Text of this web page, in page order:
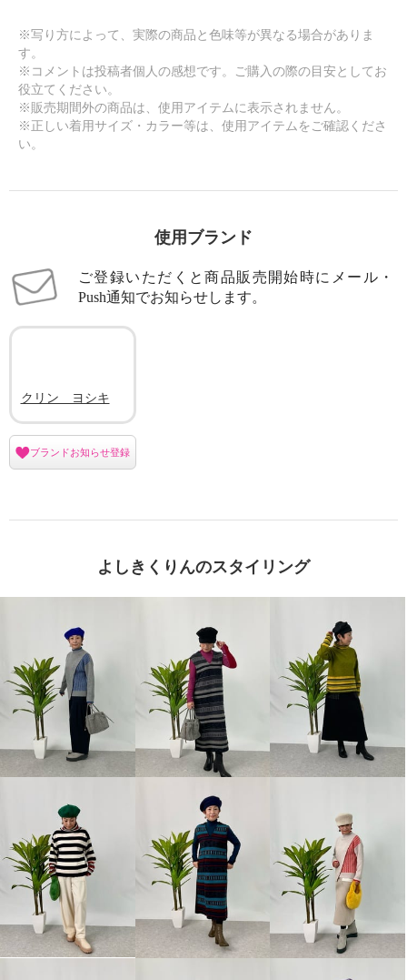
※写り方によって、実際の商品と色味等が異なる場合がありま
す。
※コメントは投稿者個人の感想です。ご購入の際の目安としてお
役立てください。
※販売期間外の商品は、使用アイテムに表示されません。
※正しい着用サイズ・カラー等は、使用アイテムをご確認くださ
い。
使用ブランド
ご登録いただくと商品販売開始時にメール・
Push通知でお知らせします。
クリン ヨシキ
ブランドお知らせ登録
よしきくりんのスタイリング